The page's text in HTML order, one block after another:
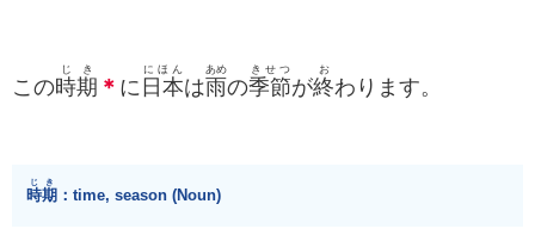
この時期
じき
＊ に 日本
にほん
は雨
あめ
の季節
きせつ
が終
お
わります。
時期
じき
：time, season (Noun)